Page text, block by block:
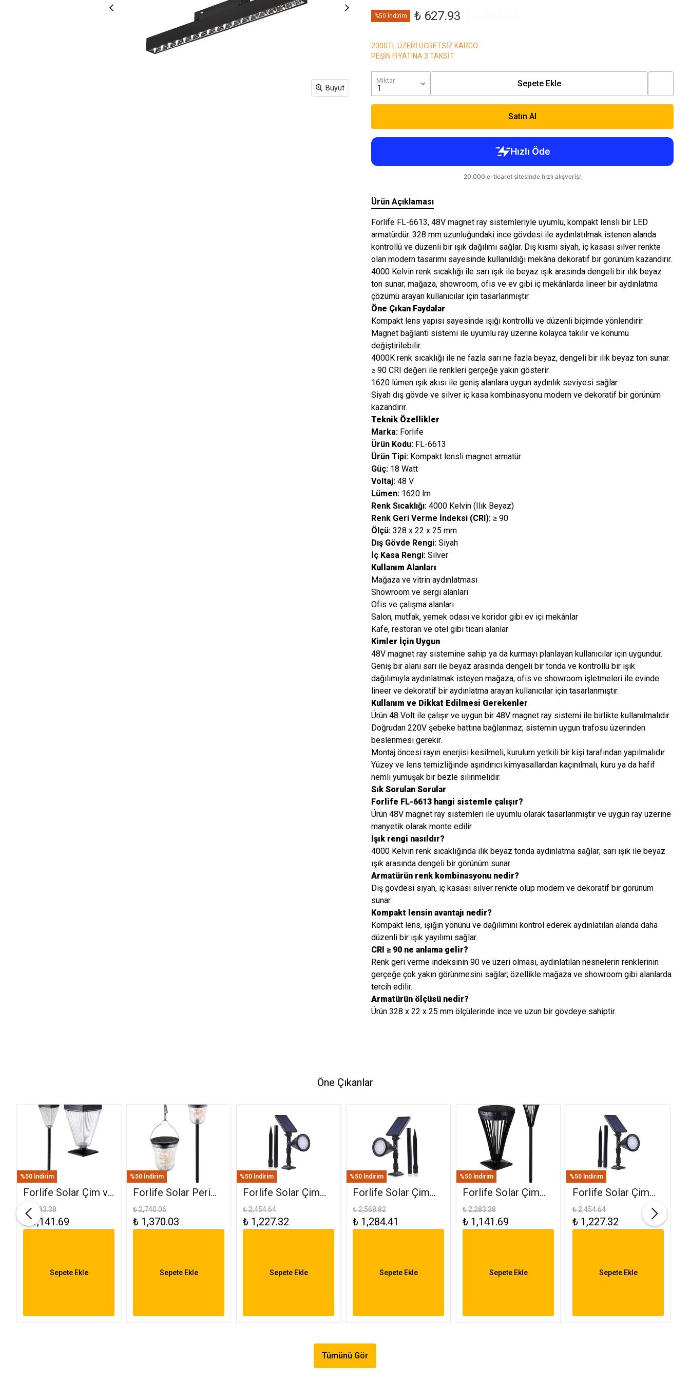
Işıkları
Büyüt
%50 İndirim ₺ 627.93
2000TL ÜZERİ ÜCRETSİZ KARGO
PEŞİN FİYATINA 3 TAKSİT
Miktar Sepete Ekle
Satın Al
Ürün Açıklaması
Forlife FL-6613, 48V magnet ray sistemleriyle uyumlu, kompakt lensli bir LED
armatürdür. 328 mm uzunluğundaki ince gövdesi ile aydınlatılmak istenen alanda
kontrollü ve düzenli bir ışık dağılımı sağlar. Dış kısmı siyah, iç kasası silver renkte
olan modern tasarımı sayesinde kullanıldığı mekâna dekoratif bir görünüm kazandırır.
4000 Kelvin renk sıcaklığı ile sarı ışık ile beyaz ışık arasında dengeli bir ılık beyaz
ton sunar; mağaza, showroom, ofis ve ev gibi iç mekânlarda lineer bir aydınlatma
çözümü arayan kullanıcılar için tasarlanmıştır.
Öne Çıkan Faydalar
Kompakt lens yapısı sayesinde ışığı kontrollü ve düzenli biçimde yönlendirir.
Magnet bağlantı sistemi ile uyumlu ray üzerine kolayca takılır ve konumu
değiştirilebilir.
4000K renk sıcaklığı ile ne fazla sarı ne fazla beyaz, dengeli bir ılık beyaz ton sunar.
≥ 90 CRI değeri ile renkleri gerçeğe yakın gösterir.
1620 lümen ışık akısı ile geniş alanlara uygun aydınlık seviyesi sağlar.
Siyah dış gövde ve silver iç kasa kombinasyonu modern ve dekoratif bir görünüm
kazandırır.
Teknik Özellikler
Marka: Forlife
Ürün Kodu: FL-6613
Ürün Tipi: Kompakt lensli magnet armatür
Güç: 18 Watt
Voltaj: 48 V
Lümen: 1620 lm
Renk Sıcaklığı: 4000 Kelvin (Ilık Beyaz)
Renk Geri Verme İndeksi (CRI): ≥ 90
Ölçü: 328 x 22 x 25 mm
Dış Gövde Rengi: Siyah
İç Kasa Rengi: Silver
Kullanım Alanları
Mağaza ve vitrin aydınlatması
Showroom ve sergi alanları
Ofis ve çalışma alanları
Salon, mutfak, yemek odası ve koridor gibi ev içi mekânlar
Kafe, restoran ve otel gibi ticari alanlar
Kimler İçin Uygun
48V magnet ray sistemine sahip ya da kurmayı planlayan kullanıcılar için uygundur.
Geniş bir alanı sarı ile beyaz arasında dengeli bir tonda ve kontrollü bir ışık
dağılımıyla aydınlatmak isteyen mağaza, ofis ve showroom işletmeleri ile evinde
lineer ve dekoratif bir aydınlatma arayan kullanıcılar için tasarlanmıştır.
Kullanım ve Dikkat Edilmesi Gerekenler
Ürün 48 Volt ile çalışır ve uygun bir 48V magnet ray sistemi ile birlikte kullanılmalıdır.
Doğrudan 220V şebeke hattına bağlanmaz; sistemin uygun trafosu üzerinden
beslenmesi gerekir.
Montaj öncesi rayın enerjisi kesilmeli, kurulum yetkili bir kişi tarafından yapılmalıdır.
Yüzey ve lens temizliğinde aşındırıcı kimyasallardan kaçınılmalı, kuru ya da hafif
nemli yumuşak bir bezle silinmelidir.
Sık Sorulan Sorular
Forlife FL-6613 hangi sistemle çalışır?
Ürün 48V magnet ray sistemleri ile uyumlu olarak tasarlanmıştır ve uygun ray üzerine
manyetik olarak monte edilir.
Işık rengi nasıldır?
4000 Kelvin renk sıcaklığında ılık beyaz tonda aydınlatma sağlar; sarı ışık ile beyaz
ışık arasında dengeli bir görünüm sunar.
Armatürün renk kombinasyonu nedir?
Dış gövdesi siyah, iç kasası silver renkte olup modern ve dekoratif bir görünüm
sunar.
Kompakt lensin avantajı nedir?
Kompakt lens, ışığın yönünü ve dağılımını kontrol ederek aydınlatılan alanda daha
düzenli bir ışık yayılımı sağlar.
CRI ≥ 90 ne anlama gelir?
Renk geri verme indeksinin 90 ve üzeri olması, aydınlatılan nesnelerin renklerinin
gerçeğe çok yakın görünmesini sağlar; özellikle mağaza ve showroom gibi alanlarda
tercih edilir.
Armatürün ölçüsü nedir?
Ürün 328 x 22 x 25 mm ölçülerinde ince ve uzun bir gövdeye sahiptir.
Öne Çıkanlar
%50 İndirim
Forlife Solar Çim ve
Set Üstü Armatür
15W FL-3283
₺ 2,283.38
₺ 1,141.69
Sepete Ekle
%50 İndirim
Forlife Solar Peri
Ledli Bahçe
Aydınlatma
₺ 2,740.06
₺ 1,370.03
Sepete Ekle
%50 İndirim
Forlife Solar Çim
Saplama 30W
Amber FL-3121
₺ 2,454.64
₺ 1,227.32
Sepete Ekle
%50 İndirim
Forlife Solar Çim
Armatürü 30W RGB
FL-3121 R
₺ 2,568.82
₺ 1,284.41
Sepete Ekle
%50 İndirim
Forlife Solar Çim
Ve Set Üstü
Armatür 15W FL-
₺ 2,283.38
₺ 1,141.69
Sepete Ekle
%50 İndirim
Forlife Solar Çim
Saplama 30W Yeşil
FL-3121
₺ 2,454.64
₺ 1,227.32
Sepete Ekle
Tümünü Gör